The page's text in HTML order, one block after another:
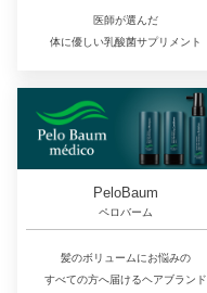
医師が選んだ
体に優しい乳酸菌サプリメント
PeloBaum
ペロバーム
髪のボリュームにお悩みの
すべての方へ届けるヘアブランド